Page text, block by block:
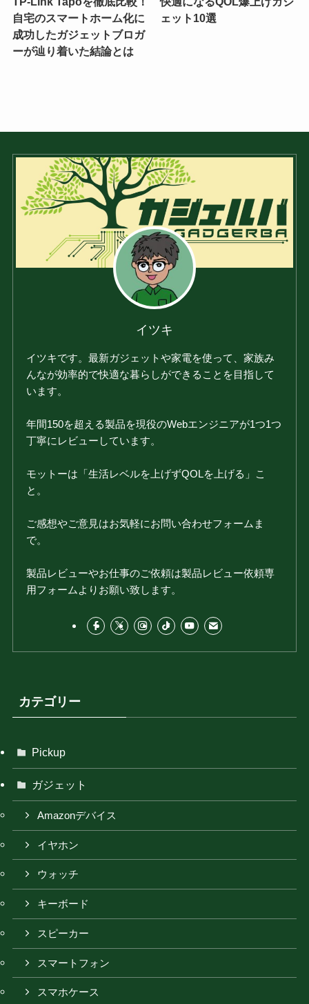
自宅のスマートホーム化に
成功したガジェットブロガ
ーが辿り着いた結論とは
ェット10選
イツキ
イツキです。最新ガジェットや家電を使って、家族み
んなが効率的で快適な暮らしができることを目指して
います。
年間150を超える製品を現役のWebエンジニアが1つ1つ
丁寧にレビューしています。
モットーは「生活レベルを上げずQOLを上げる」こ
と。
ご感想やご意見はお気軽にお問い合わせフォームま
で。
製品レビューやお仕事のご依頼は製品レビュー依頼専
用フォームよりお願い致します。
カテゴリー
Pickup
ガジェット
Amazonデバイス
イヤホン
ウォッチ
キーボード
スピーカー
スマートフォン
スマホケース